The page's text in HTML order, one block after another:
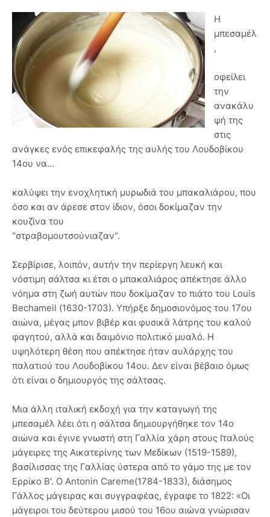
Η
μπεσαμέλ
,
οφείλει
την
ανακάλυ
ψή της
στις
ανάγκες ενός επικεφαλής της αυλής του Λουδοβίκου
14ου να...
καλύψει την ενοχλητική μυρωδιά του μπακαλιάρου, που
όσο και αν άρεσε στον ίδιον, όσοι δοκίμαζαν την
κουζίνα του
"στραβομουτσούνιαζαν".
Σερβίρισε, λοιπόν, αυτήν την περίεργη λευκή και
νόστιμη σάλτσα κι έτσι ο μπακαλιάρος απέκτησε άλλο
νόημα στη ζωή αυτών που δοκίμαζαν το πιάτο του Louis
Bechameil (1630-1703). Yπήρξε δημοσιονόμος του 17ου
αιώνα, μέγας μπον βιβέρ και φυσικά λάτρης του καλού
φαγητού, αλλά και δαιμόνιο πολιτικό μυαλό. Η
υψηλότερη θέση που απέκτησε ήταν αυλάρχης του
παλατιού του Λουδοβίκου 14ου. Δεν είναι βέβαιο όμως
ότι είναι ο δημιουργός της σάλτσας.
Μια άλλη ιταλική εκδοχή για την καταγωγή της
μπεσαμέλ λέει ότι η σάλτσα δημιουργήθηκε τον 14ο
αιώνα και έγινε γνωστή στη Γαλλία χάρη στους Ιταλούς
μάγειρες της Αικατερίνης των Μεδίκων (1519-1589),
βασίλισσας της Γαλλίας ύστερα από το γάμο της με τον
Ερρίκο Β'. Ο Antonin Careme(1784-1833), διάσημος
Γάλλος μάγειρας και συγγραφέας, έγραφε το 1822: «Οι
μάγειροι του δεύτερου μισού του 16ου αιώνα γνώρισαν